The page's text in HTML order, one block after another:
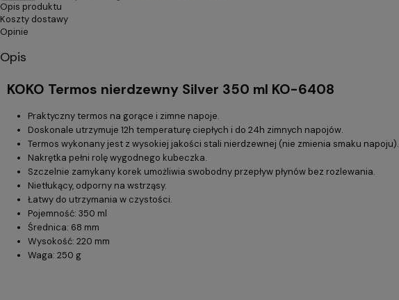
Opis produktu
Koszty dostawy
Opinie
Opis
KOKO Termos nierdzewny Silver 350 ml KO-6408
Praktyczny termos na gorące i zimne napoje.
Doskonale utrzymuje 12h temperaturę ciepłych i do 24h zimnych napojów.
Termos wykonany jest z wysokiej jakości stali nierdzewnej (nie zmienia smaku napoju).
Nakrętka pełni rolę wygodnego kubeczka.
Szczelnie zamykany korek umożliwia swobodny przepływ płynów bez rozlewania.
Nietłukący, odporny na wstrząsy.
Łatwy do utrzymania w czystości.
Pojemność: 350 ml
Średnica: 68 mm
Wysokość: 220 mm
Waga: 250 g